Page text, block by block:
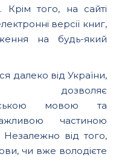
того, на сайті
версії книг,
на будь-який
далеко від України,
дозволяє
мовою та
частиною
Незалежно від того,
чи вже володієте